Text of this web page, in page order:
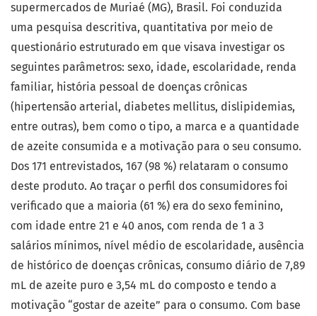
supermercados de Muriaé (MG), Brasil. Foi conduzida
uma pesquisa descritiva, quantitativa por meio de
questionário estruturado em que visava investigar os
seguintes parâmetros: sexo, idade, escolaridade, renda
familiar, história pessoal de doenças crônicas
(hipertensão arterial, diabetes mellitus, dislipidemias,
entre outras), bem como o tipo, a marca e a quantidade
de azeite consumida e a motivação para o seu consumo.
Dos 171 entrevistados, 167 (98 %) relataram o consumo
deste produto. Ao traçar o perfil dos consumidores foi
verificado que a maioria (61 %) era do sexo feminino,
com idade entre 21 e 40 anos, com renda de 1 a 3
salários mínimos, nível médio de escolaridade, ausência
de histórico de doenças crônicas, consumo diário de 7,89
mL de azeite puro e 3,54 mL do composto e tendo a
motivação “gostar de azeite” para o consumo. Com base